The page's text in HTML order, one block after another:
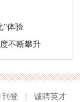
”体验
不断攀升
刊登 | 诚聘英才